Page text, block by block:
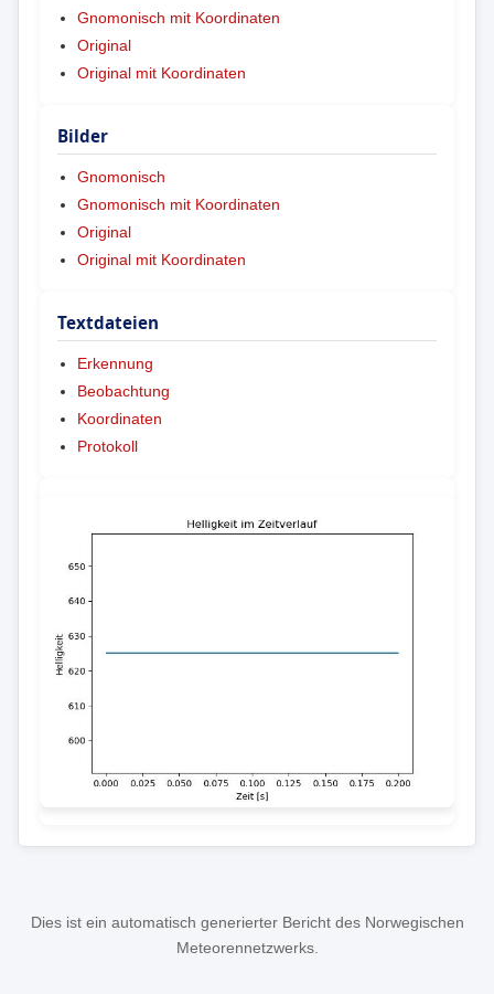
Gnomonisch mit Koordinaten
Original
Original mit Koordinaten
Bilder
Gnomonisch
Gnomonisch mit Koordinaten
Original
Original mit Koordinaten
Textdateien
Erkennung
Beobachtung
Koordinaten
Protokoll
Dies ist ein automatisch generierter Bericht des Norwegischen
Meteorennetzwerks.